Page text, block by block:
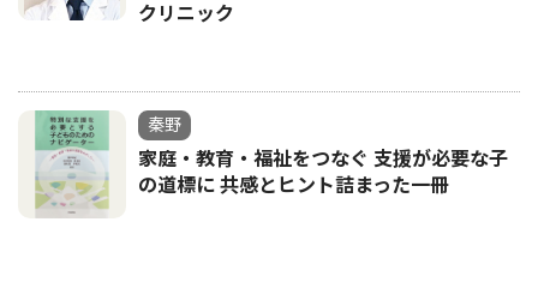
クリニック
秦野
家庭・教育・福祉をつなぐ 支援が必要な子
の道標に 共感とヒント詰まった一冊